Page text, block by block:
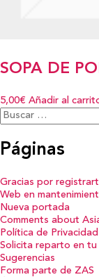
SOPA DE
5,00€ Añadir al
Buscar:
Páginas
Gracias por
Web en
Nueva portada
Comments about
Política de Privacidad
Solicita reparto en tu
Sugerencias
Forma parte de ZAS